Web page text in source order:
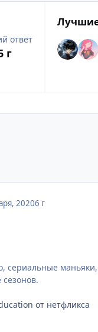
ответ
г
20206 г
сериальные
сезонов.
от нетфликса